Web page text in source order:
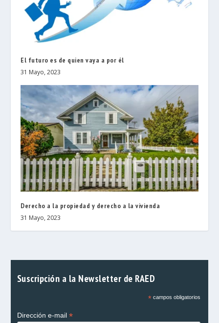
El futuro es de quien vaya a por él
31 Mayo, 2023
Derecho a la propiedad y derecho a la vivienda
31 Mayo, 2023
Suscripción a la Newsletter de RAED
*campos obligatorios
Dirección e-mail *